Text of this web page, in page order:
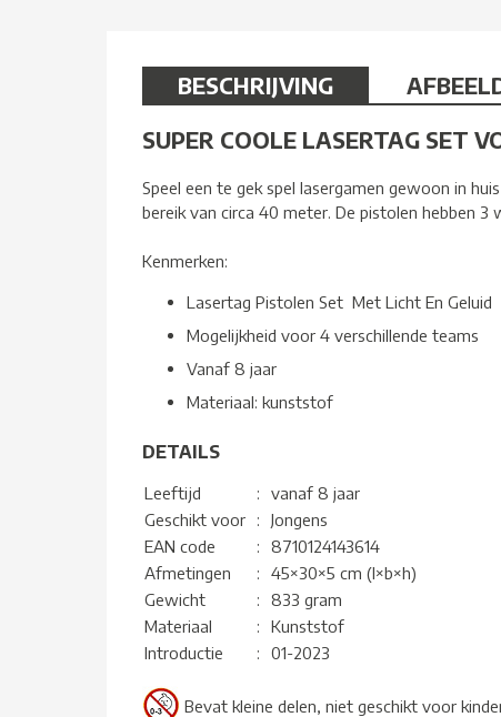
BESCHRIJVING
SUPER COOLE LASERTAG SET
Speel een te gek spel lasergamen gewoon in
bereik van circa 40 meter. De pistolen hebben
Kenmerken:
Lasertag Pistolen Set Met Licht En Geluid
Mogelijkheid voor 4 verschillende teams
Vanaf 8 jaar
Materiaal: kunststof
DETAILS
Leeftijd :
vanaf 8 jaar
Geschikt voor
:
Jongens
EAN code
:
8710124143614
Afmetingen
:
45×30×5 cm (l×b×h)
Gewicht
:
833 gram
Materiaal
:
Kunststof
Introductie
: 01-2023
Bevat kleine delen, niet geschikt voor